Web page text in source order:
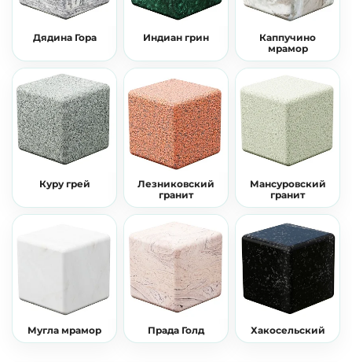
Дядина Гора Индиан грин
Каппучино
мрамор
Куру грей
Лезниковский
гранит
Мансуровский
гранит
Мугла мрамор Прада Голд Хакосельский